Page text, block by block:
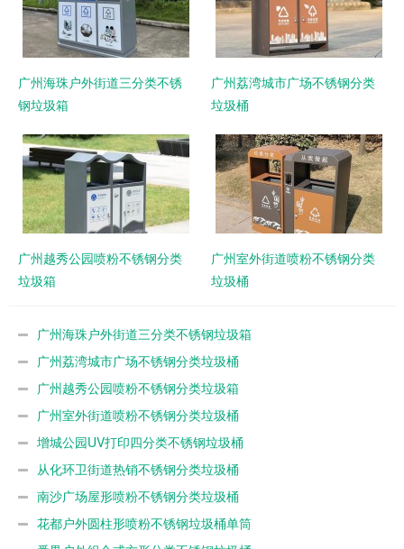
广州海珠户外街道三分类不锈
钢垃圾箱
广州荔湾城市广场不锈钢分类
垃圾桶
广州越秀公园喷粉不锈钢分类
垃圾箱
广州室外街道喷粉不锈钢分类
垃圾桶
广州海珠户外街道三分类不锈钢垃圾箱
广州荔湾城市广场不锈钢分类垃圾桶
广州越秀公园喷粉不锈钢分类垃圾箱
广州室外街道喷粉不锈钢分类垃圾桶
增城公园UV打印四分类不锈钢垃圾桶
从化环卫街道热销不锈钢分类垃圾桶
南沙广场屋形喷粉不锈钢分类垃圾桶
花都户外圆柱形喷粉不锈钢垃圾桶单筒